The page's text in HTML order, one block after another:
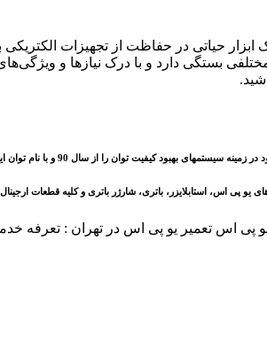
ابزار حیاتی در حفاظت از تجهیزات
بستگی دارد و با درک نیازها و
سال 90 و با نام توان ایمن آغازنمود و در نهایت در سال 1400 نام شرکت به نامی توان میعاد تغییر یافت.
یو پی اس، استابلایزر، باتری، شارژر باتری و کلیه قطعات